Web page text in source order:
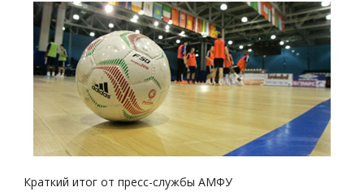
Краткий итог от пресс-службы АМФУ